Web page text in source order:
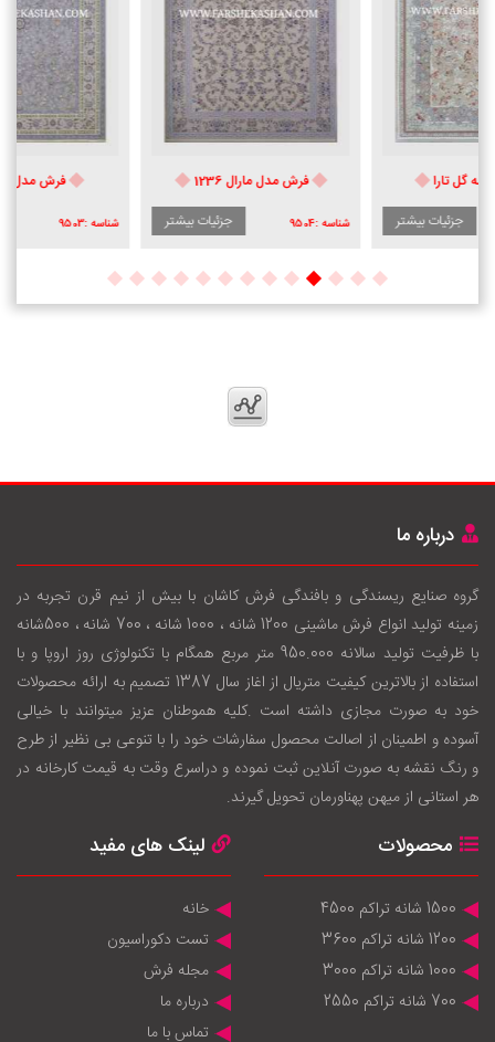
فرش مدل مارال 1236
شناسه :9504 جزئیات بیشتر
فرش مدل شقایق
شناسه :9503 جزئیات بیشتر
درباره ما
گروه صنایع ریسندگی و بافندگی فرش کاشان با بيش از نيم قرن تجربه در
زمينه توليد انواع فرش ماشینی 1200 شانه ، 1000 شانه ، 700 شانه ، 500شانه
با ظرفيت توليد سالانه 950.000 متر مربع همگام با تکنولوژی روز اروپا و با
استفاده از بالاترين کيفيت متريال از اغاز سال 1387 تصميم به ارائه محصولات
خود به صورت مجازی داشته است .کليه هموطنان عزيز ميتوانند با خيالی
آسوده و اطمينان از اصالت محصول سفارشات خود را با تنوعی بی نظير از طرح
و رنگ نقشه به صورت آنلاين ثبت نموده و دراسرع وقت به قيمت کارخانه در
هر استانی از ميهن پهناورمان تحويل گيرند.
محصولات
1500 شانه تراکم 4500
1200 شانه تراکم 3600
1000 شانه تراکم 3000
700 شانه تراکم 2550
لینک های مفید
خانه
تست دکوراسیون
مجله فرش
درباره ما
تماس با ما